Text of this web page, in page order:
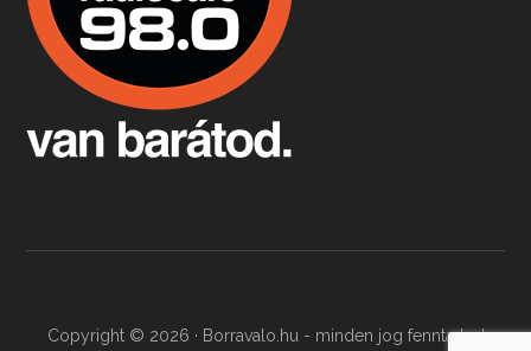
Fermentáljunk, a testünk meghálálja!
Apr 3, 2026 • 00:36:07
Copyright © 2026 · Borravalo.hu - minden jog fenntartva!